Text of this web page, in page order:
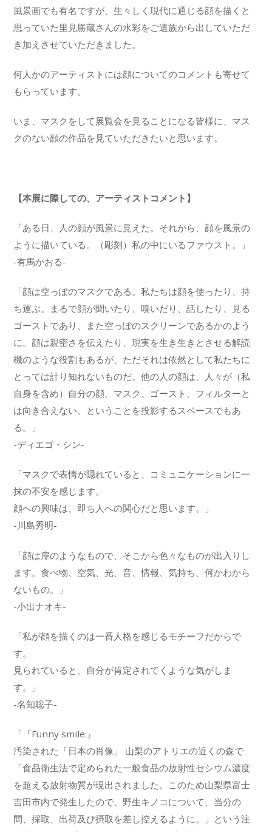
風景画でも有名ですが、生々しく現代に通じる顔を描くと
思っていた里見勝蔵さんの水彩をご遺族から出していただ
き加えさせていただきました。
何人かのアーティストには顔についてのコメントも寄せて
もらっています。
いま、マスクをして展覧会を見ることになる皆様に、マス
クのない顔の作品を見ていただきたいと思います。
【本展に際しての、アーティストコメント】
「ある日、人の顔が風景に見えた。それから、顔を風景の
ように描いている。（彫刻）私の中にいるファウスト。」
-有馬かおる-
「顔は空っぽのマスクである。私たちは顔を使ったり、持
ち運ぶ。まるで顔が聞いたり、嗅いだり、話したり、見る
ゴーストであり、また空っぽのスクリーンであるかのよう
に。顔は親密さを伝えたり、現実を生き生きとさせる解読
機のような役割もあるが、ただそれは依然として私たちに
とっては計り知れないものだ。他の人の顔は、人々が（私
自身を含め）自分の顔、マスク、ゴースト、フィルターと
は向き合えない、ということを投影するスペースでもあ
る。」
-ディエゴ・シン-
「マスクで表情が隠れていると、コミュニケーションに一
抹の不安を感じます。
顔への興味は、即ち人への関心だと思います。」
-川島秀明-
「顔は扉のようなもので、そこから色々なものが出入りし
ます。食べ物、空気、光、音、情報、気持ち、何かわから
ないもの。」
-小出ナオキ-
「私が顔を描くのは一番人格を感じるモチーフだからで
す。
見られていると、自分が肯定されてくような気がしま
す。」
-名知聡子-
「『Funny smile.』
汚染された「日本の肖像」 山梨のアトリエの近くの森で
「食品衛生法で定められた一般食品の放射性セシウム濃度
を超える放射物質が現出されました。このため山梨県富士
吉田市内で発生したので、野生キノコについて、当分の
間、採取、出荷及び摂取を差し控えるように。」という注